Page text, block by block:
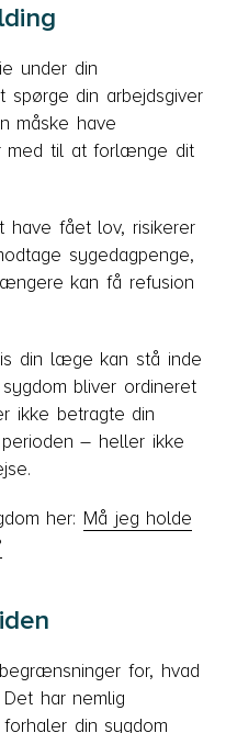
under din
spørge din arbejdsgiver
måske have
med til at forlænge dit
have fået lov, risikerer
sygedagpenge,
kan få refusion
din læge kan stå inde
bliver ordineret
ikke betragte din
– heller ikke
her: Må jeg holde
for, hvad
har nemlig
din sygdom